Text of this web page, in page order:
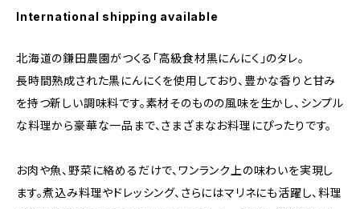
International shipping available
北海道の鎌田農園がつくる「高級食材黒にんにく」のタレ。
長時間熟成された黒にんにくを使用しており、豊かな香りと甘み
を持つ新しい調味料です。素材そのものの風味を生かし、シンプル
な料理から豪華な一品まで、さまざまなお料理にぴったりです。
お肉や魚、野菜に絡めるだけで、ワンランク上の味わいを実現し
ます。煮込み料理やドレッシング、さらにはマリネにも活躍し、料理